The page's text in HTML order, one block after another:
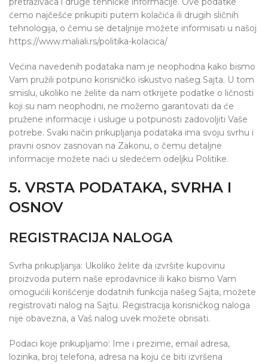
ćemo najčešće prikupiti putem kolačića ili drugih sličnih
tehnologija, o čemu se detaljnije možete informisati u našoj
https://www.maliali.rs/politika-kolacica/
Većina navedenih podataka nam je neophodna kako bismo
Vam pružili potpuno korisničko iskustvo našeg Sajta. U tom
smislu, ukoliko ne želite da nam otkrijete podatke o ličnosti
koji su nam neophodni, ne možemo garantovati da će
pružene informacije i usluge u potpunosti zadovoljiti Vaše
potrebe. Svaki način prikupljanja podataka ima svoju svrhu i
pravni osnov zasnovan na Zakonu, o čemu detaljne
informacije možete naći u sledećem odeljku Politike.
5. VRSTA PODATAKA, SVRHA I
OSNOV
REGISTRACIJA NALOGA
Svrha prikupljanja: Ukoliko želite da izvršite kupovinu
proizvoda putem naše eprodavnice ili kako bismo Vam
omogućili korišćenje dodatnih funkcija našeg Sajta, možete
registrovati nalog na Sajtu. Registracija korisničkog naloga
nije obavezna, a Vaš nalog uvek možete obrisati.
Podaci koje prikupljamo: Ime i prezime, email adresa,
lozinka, broj telefona, adresa na koju će biti izvršena